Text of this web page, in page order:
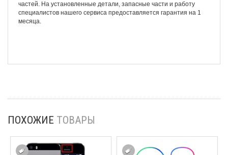
частей. На установленные детали, запасные части и работу
специалистов нашего сервиса предоставляется гарантия на 1
месяца.
ПОХОЖИЕ ТОВАРЫ